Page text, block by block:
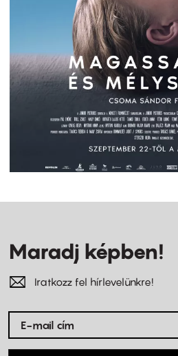
Maradj képben!
Iratkozz fel hírlevelünkre!